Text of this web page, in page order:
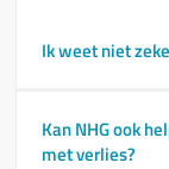
Ik weet niet
Kan NHG ook
met verlies?